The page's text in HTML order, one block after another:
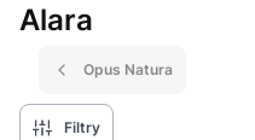
Alara
Opus Natura
Filtry